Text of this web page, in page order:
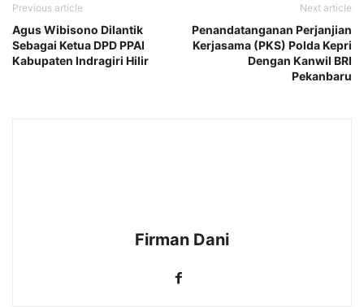
Previous article
Agus Wibisono Dilantik
Sebagai Ketua DPD PPAI
Kabupaten Indragiri Hilir
Next article
Penandatanganan Perjanjian
Kerjasama (PKS) Polda Kepri
Dengan Kanwil BRI
Pekanbaru
Firman Dani